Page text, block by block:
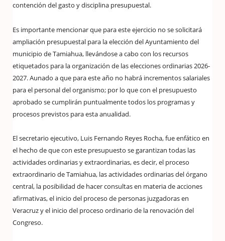
contención del gasto y disciplina presupuestal.
Es importante mencionar que para este ejercicio no se solicitará
ampliación presupuestal para la elección del Ayuntamiento del
municipio de Tamiahua, llevándose a cabo con los recursos
etiquetados para la organización de las elecciones ordinarias 2026-
2027. Aunado a que para este año no habrá incrementos salariales
para el personal del organismo; por lo que con el presupuesto
aprobado se cumplirán puntualmente todos los programas y
procesos previstos para esta anualidad.
El secretario ejecutivo, Luis Fernando Reyes Rocha, fue enfático en
el hecho de que con este presupuesto se garantizan todas las
actividades ordinarias y extraordinarias, es decir, el proceso
extraordinario de Tamiahua, las actividades ordinarias del órgano
central, la posibilidad de hacer consultas en materia de acciones
afirmativas, el inicio del proceso de personas juzgadoras en
Veracruz y el inicio del proceso ordinario de la renovación del
Congreso.